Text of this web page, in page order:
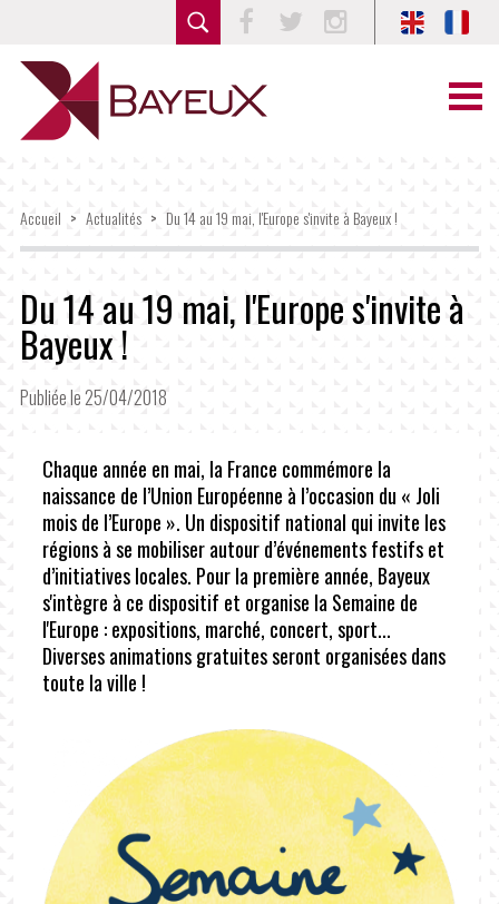
Accueil > Actualités > Du 14 au 19 mai, l'Europe s'invite à Bayeux !
Du 14 au 19 mai, l'Europe s'invite à
Bayeux !
Publiée le 25/04/2018
Chaque année en mai, la France commémore la
naissance de l’Union Européenne à l’occasion du « Joli
mois de l’Europe ». Un dispositif national qui invite les
régions à se mobiliser autour d’événements festifs et
d’initiatives locales. Pour la première année, Bayeux
s'intègre à ce dispositif et organise la Semaine de
l'Europe : expositions, marché, concert, sport...
Diverses animations gratuites seront organisées dans
toute la ville !